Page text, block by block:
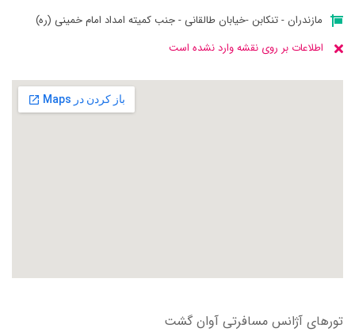
مازندران - تنکابن -خیابان طالقانی - جنب کمیته امداد امام خمینی (ره)
اطلاعات بر روی نقشه وارد نشده است
تورهای آژانس مسافرتی آوان گشت